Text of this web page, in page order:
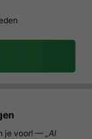
je voor! —„Al